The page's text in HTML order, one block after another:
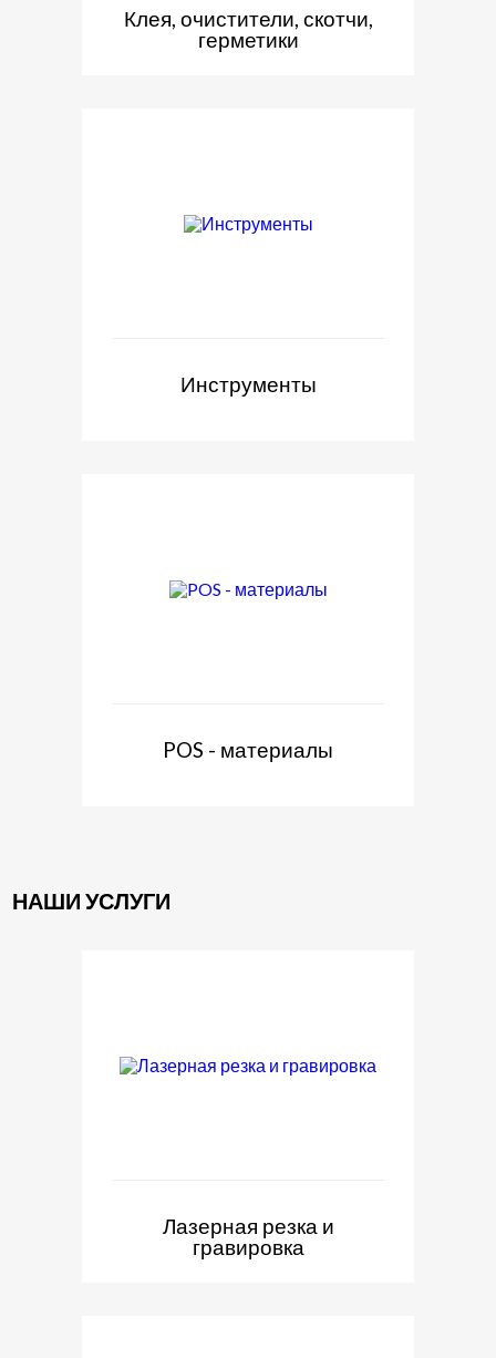
Клея, очистители, скотчи,
герметики
Инструменты
POS - материалы
НАШИ УСЛУГИ
Лазерная резка и
гравировка